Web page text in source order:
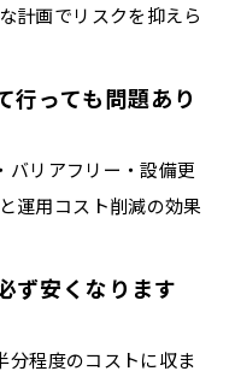
計画でリスクを抑えら
行っても問題あり
バリアフリー・設備更
運用コスト削減の効果
ず安くなります
分程度のコストに収ま